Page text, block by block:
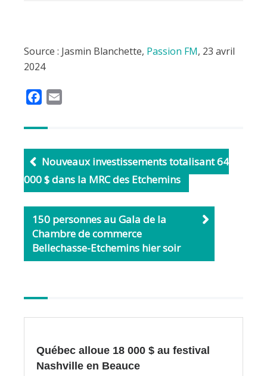
Source : Jasmin Blanchette, Passion FM, 23 avril
2024
c
b
o
o
k
l
Nouveaux investissements totalisant 64
000 $ dans la MRC des Etchemins
150 personnes au Gala de la
Chambre de commerce
Bellechasse-Etchemins hier soir
articles
Québec alloue 18 000 $ au festival
Nashville en Beauce